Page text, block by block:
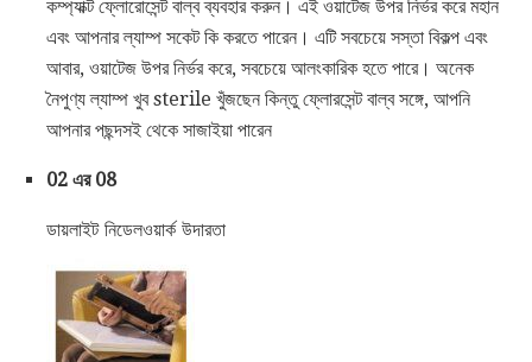
কম্প্যাক্ট ফ্লোরোসেন্ট বাল্ব ব্যবহার করুন। এই ওয়াটেজ উপর নির্ভর করে মহান
এবং আপনার ল্যাম্প সকেট কি করতে পারেন। এটি সবচেয়ে সস্তা বিকল্প এবং
আবার, ওয়াটেজ উপর নির্ভর করে, সবচেয়ে আলংকারিক হতে পারে। অনেক
নৈপুণ্য ল্যাম্প খুব sterile খুঁজছেন কিন্তু ফ্লোরসেন্ট বাল্ব সঙ্গে, আপনি
আপনার পছন্দসই থেকে সাজাইয়া পারেন
02 এর 08
ডায়লাইট নিডেলওয়ার্ক উদারতা